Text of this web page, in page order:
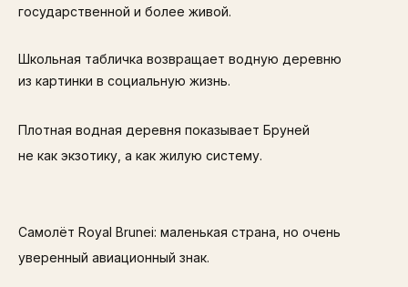
государственной и более живой.
Школьная табличка возвращает водную деревню
из картинки в социальную жизнь.
Плотная водная деревня показывает Бруней
не как экзотику, а как жилую систему.
Самолёт Royal Brunei: маленькая страна, но очень
уверенный авиационный знак.